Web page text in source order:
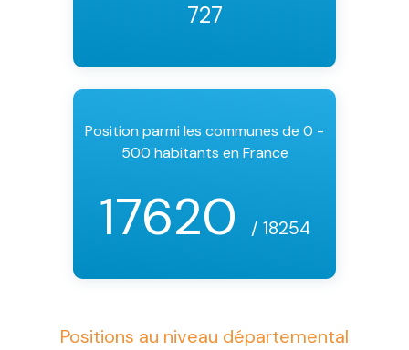
727
Position parmi les communes de 0 -
500 habitants en France
17620 / 18254
Positions au niveau départemental